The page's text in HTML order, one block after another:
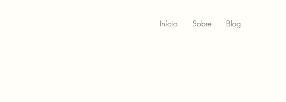
Início
Sobre Blog